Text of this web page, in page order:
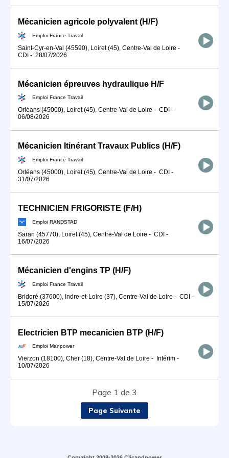
Mécanicien agricole polyvalent (H/F)
Emploi France Travail
Saint-Cyr-en-Val (45590), Loiret (45), Centre-Val de Loire -
CDI - 28/07/2026
Mécanicien épreuves hydraulique H/F
Emploi France Travail
Orléans (45000), Loiret (45), Centre-Val de Loire - CDI -
06/08/2026
Mécanicien Itinérant Travaux Publics (H/F)
Emploi France Travail
Orléans (45000), Loiret (45), Centre-Val de Loire - CDI -
31/07/2026
TECHNICIEN FRIGORISTE (F/H)
Emploi RANDSTAD
Saran (45770), Loiret (45), Centre-Val de Loire - CDI -
16/07/2026
Mécanicien d'engins TP (H/F)
Emploi France Travail
Bridoré (37600), Indre-et-Loire (37), Centre-Val de Loire - CDI -
15/07/2026
Electricien BTP mecanicien BTP (H/F)
Emploi Manpower
Vierzon (18100), Cher (18), Centre-Val de Loire - Intérim -
10/07/2026
Page 1 de 3
Page Suivante